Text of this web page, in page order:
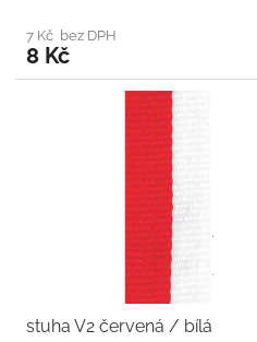
7 Kč bez DPH
8 Kč
stuha V2 červená / bílá